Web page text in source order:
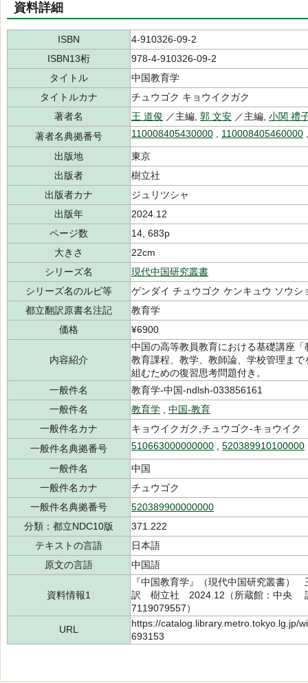
資料詳細
ISBN
4-910326-09-2
ISBN13桁
978-4-910326-09-2
タイトル
中国教育学
タイトルカナ
チュウゴク キョウイクガク
著者名
王 道俊 ／主編, 郭 文安 ／主編, 小関 禮
著者名典拠番号
110008405430000 110008405460000
出版地
東京
出版者
樹立社
出版者カナ
ジュリツシャ
出版年
2024.12
ページ数
14, 683p
大きさ
22cm
シリーズ名
現代中国研究叢書
シリーズ名のルビ等
ゲンダイ チュウゴク ケンキュウ ソウシ
都立翻訳原書名注記
教育学
価格
¥6900
内容紹介
中国の高等教員教育における基礎講座
教育課程、教学、教師論、学校管理ま
組むための復習思考問題付き。
一般件名
教育学-中国-ndlsh-033856161
一般件名
教育学
中国-教育
一般件名カナ
キョウイクガク,チュウゴク-キョウイク
一般件名典拠番号
510663000000000 520389910100000
一般件名
中国
一般件名カナ
チュウゴク
一般件名典拠番号
520389900000000
分類：都立NDC10版
371.222
テキストの言語
日本語
原文の言語
中国語
資料情報1
『中国教育学』（現代中国研究叢書）
訳 樹立社 2024.12（所蔵館：中央
7119079557）
URL
https://catalog.library.metro.tokyo.lg.jp/
693153